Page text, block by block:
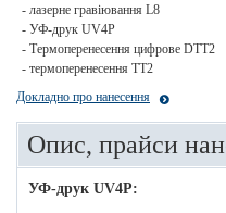
- лазерне гравіювання L8
- УФ-друк UV4P
- Термоперенесення цифрове DTT2
- термоперенесення ТТ2
Докладно про нанесення
Опис, прайси
УФ-друк UV4P: